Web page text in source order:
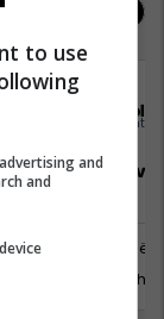
Sales
Prishtinë
29 Gusht
to use
and
and